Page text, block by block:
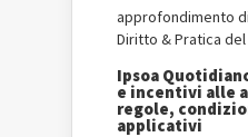
approfondimento
Diritto & Pratica
Ipsoa
e incentivi alle
regole,
applicativi